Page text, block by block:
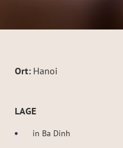
Ort: Hanoi
LAGE
in Ba Dinh